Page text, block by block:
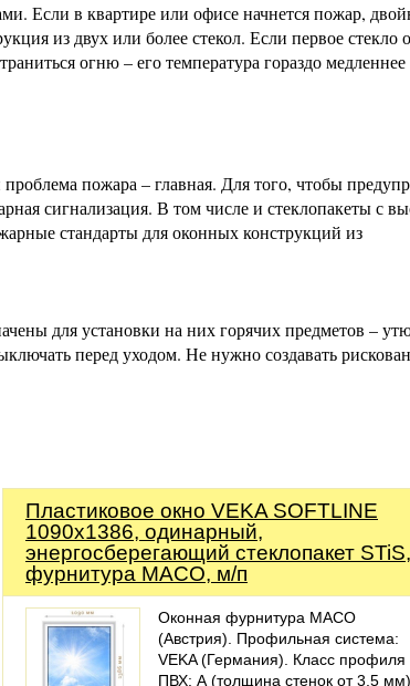
Если в квартире или офисе начнется пожар,
из двух или более стекол. Если первое стекло
огню – его температура гораздо медленнее
пожара – главная. Для того, чтобы
сигнализация. В том числе и стеклопакеты с
стандарты для оконных конструкций из
для установки на них горячих предметов –
перед уходом. Не нужно создавать
Пластиковое окно VEKA SOFTLINE
1090х1386, одинарный,
энергосберегающий стеклопакет STiS,
фурнитура MACO, м/п
Оконная фурнитура MACO
(Австрия). Профильная система:
VEKA (Германия). Класс профиля
ПВХ: А (толщина стенок от 3,5 мм).